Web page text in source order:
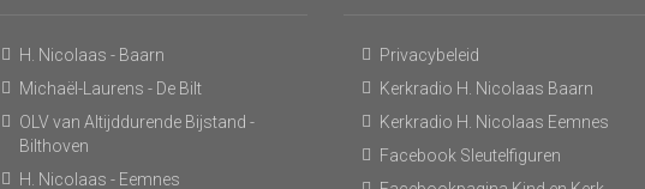
H. Nicolaas - Baarn
Michaël-Laurens - De Bilt
OLV van Altijddurende Bijstand -
Bilthoven
H. Nicolaas - Eemnes
Privacybeleid
Kerkradio H. Nicolaas Baarn
Kerkradio H. Nicolaas Eemnes
Facebook Sleutelfiguren